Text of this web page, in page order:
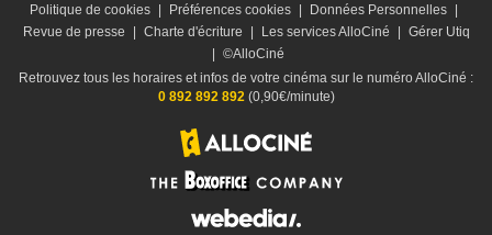
Politique de cookies
Préférences cookies Données Personnelles
Revue de presse
Charte d'écriture Les services AlloCiné
Gérer Utiq
©AlloCiné
Retrouvez tous les horaires et infos de votre cinéma sur le numéro AlloCiné :
0 892 892 892(0,90€/minute)